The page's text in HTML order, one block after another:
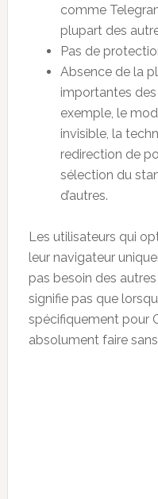
comme
plupart des
Pas de
Absence de la
importantes
exemple, le
invisible, la
redirection de
sélection du
d’autres.
Les utilisateurs qui
leur navigateur
pas besoin des
signifie pas que
spécifiquement pour
absolument faire